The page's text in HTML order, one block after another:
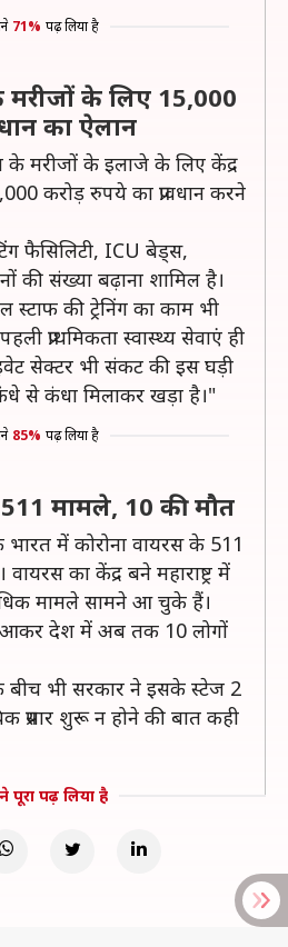
71% पढ़ लिया है
मरीजों के लिए 15,000
का ऐलान
के मरीजों के इलाजे के लिए केंद्र
करोड़ रुपये का प्रावधान करने
फैसिलिटी, ICU बेड्स,
की संख्या बढ़ाना शामिल है।
की ट्रेनिंग का काम भी
प्राथमिकता स्वास्थ्य सेवाएं ही
सेक्टर भी संकट की इस घड़ी
से कंधा मिलाकर खड़ा है।"
85% पढ़ लिया है
मामले, 10 की मौत
में कोरोना वायरस के 511
का केंद्र बने महाराष्ट्र में
मामले सामने आ चुके हैं।
आकर देश में अब तक 10 लोगों
बीच भी सरकार ने इसके स्टेज 2
प्रसार शुरू न होने की बात कही
पढ़ लिया है